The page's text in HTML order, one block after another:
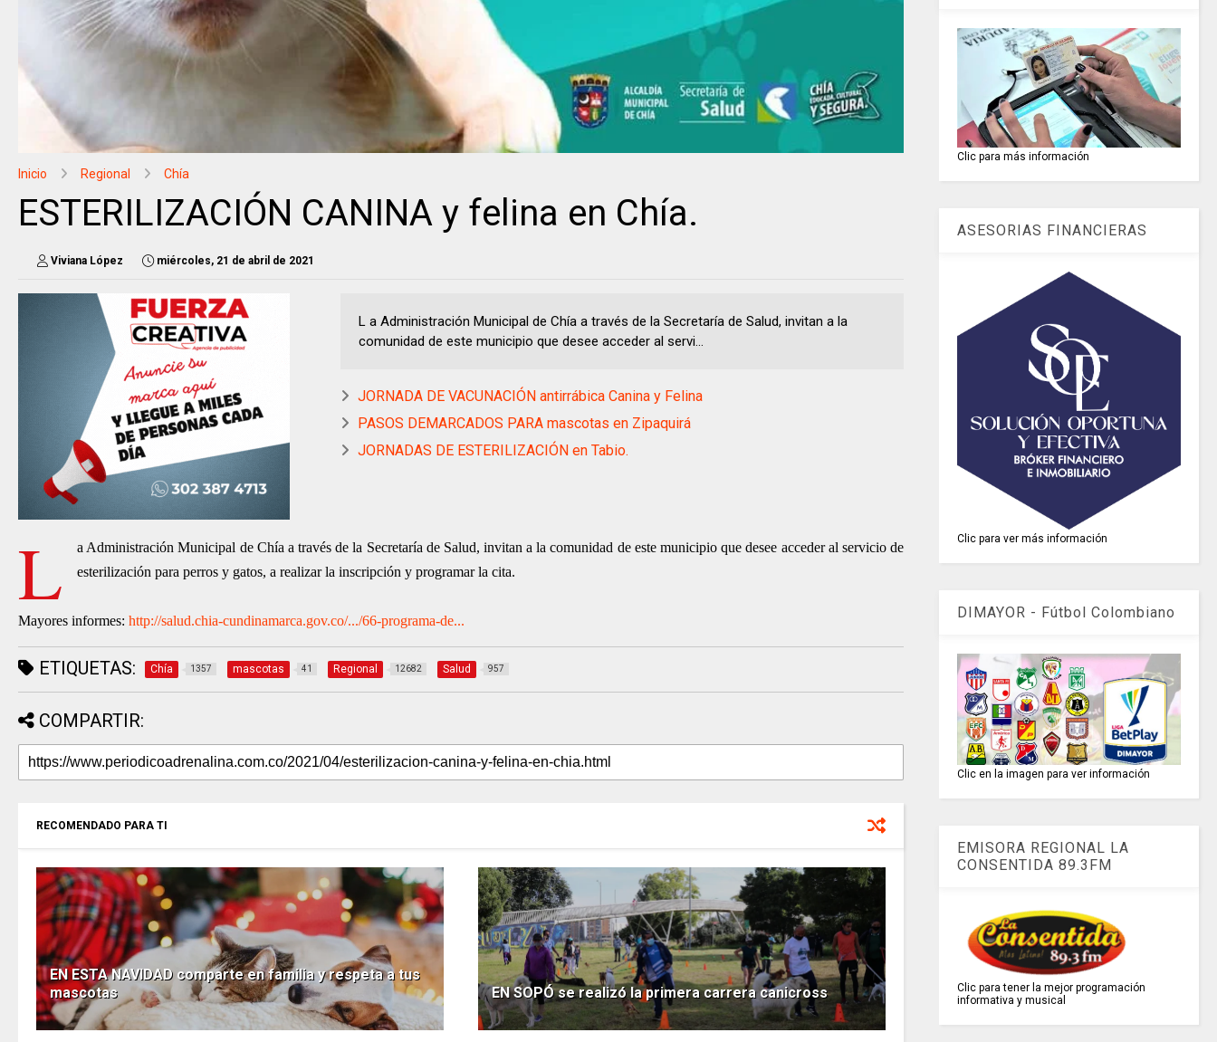
Inicio Regional Chía
ESTERILIZACIÓN CANINA y felina en Chía.
Viviana López miércoles, 21 de abril de 2021
L a Administración Municipal de Chía a través de la Secretaría de Salud, invitan a la
comunidad de este municipio que desee acceder al servi...
JORNADA DE VACUNACIÓN antirrábica Canina y Felina
PASOS DEMARCADOS PARA mascotas en Zipaquirá
JORNADAS DE ESTERILIZACIÓN en Tabio.
L
a Administración Municipal de Chía a través de la Secretaría de Salud, invitan a la comunidad de este municipio que desee acceder al servicio de
esterilización para perros y gatos, a realizar la inscripción y programar la cita.
Mayores informes: http://salud.chia-cundinamarca.gov.co/.../66-programa-de...
ETIQUETAS: Chía 1357 mascotas 41 Regional 12682 Salud 957
COMPARTIR:
RECOMENDADO PARA TI
EN ESTA NAVIDAD comparte en familia y respeta a tus
mascotas
EN SOPÓ se realizó la primera carrera canicross
Clic para más información
ASESORIAS FINANCIERAS
Clic para ver más información
DIMAYOR - Fútbol Colombiano
Clic en la imagen para ver información
EMISORA REGIONAL LA
CONSENTIDA 89.3FM
Clic para tener la mejor programación
informativa y musical